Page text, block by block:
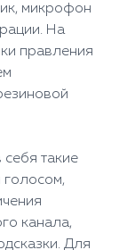
микрофон
На
правления
такие
голосом,
канала,
Для